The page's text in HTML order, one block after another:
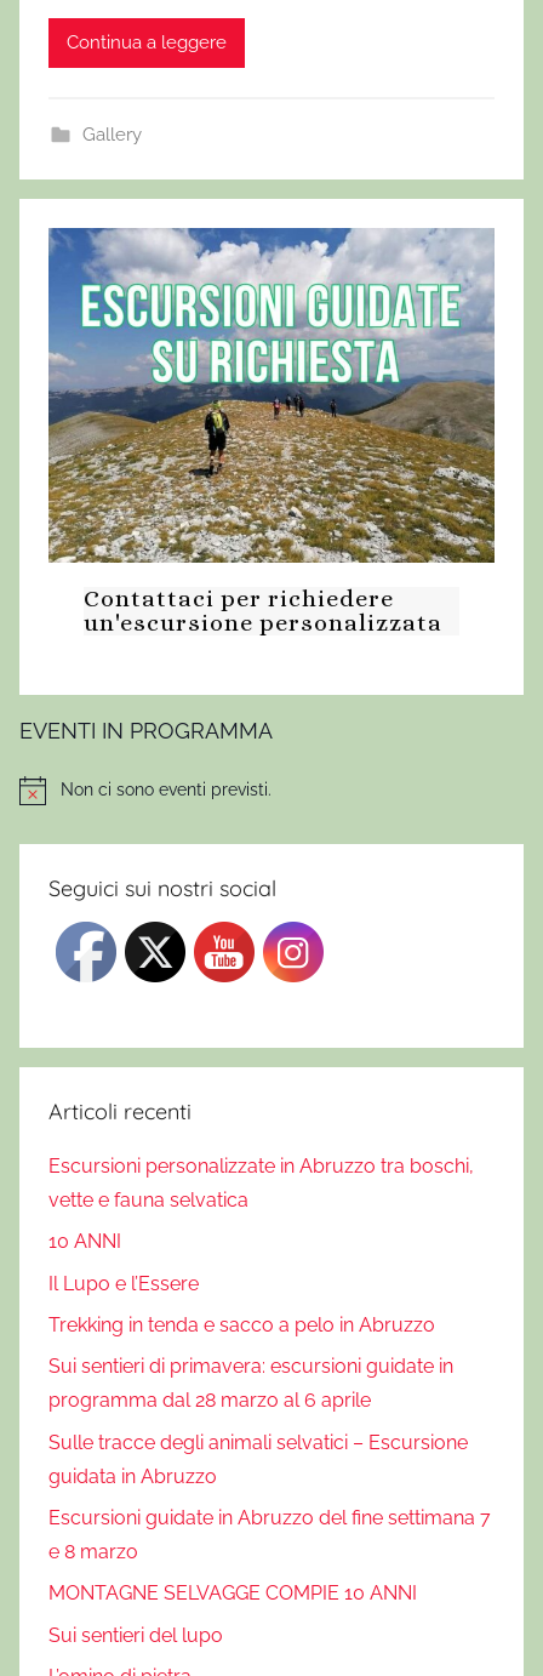
Continua a leggere
Gallery
Contattaci per richiedere
un'escursione personalizzata
EVENTI IN PROGRAMMA
NoticeNon ci sono eventi previsti.
Seguici sui nostri social
Articoli recenti
Escursioni personalizzate in Abruzzo tra boschi,
vette e fauna selvatica
10 ANNI
Il Lupo e l’Essere
Trekking in tenda e sacco a pelo in Abruzzo
Sui sentieri di primavera: escursioni guidate in
programma dal 28 marzo al 6 aprile
Sulle tracce degli animali selvatici – Escursione
guidata in Abruzzo
Escursioni guidate in Abruzzo del fine settimana 7
e 8 marzo
MONTAGNE SELVAGGE COMPIE 10 ANNI
Sui sentieri del lupo